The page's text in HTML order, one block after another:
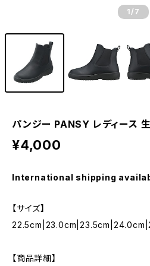
1 /7
パンジー PANSY レディース
¥4,000
International shipping
【サイズ】
【商品詳細】